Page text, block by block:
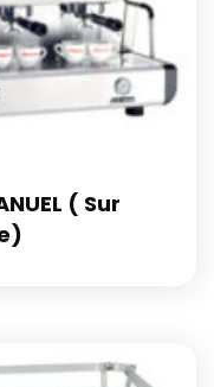
( Sur